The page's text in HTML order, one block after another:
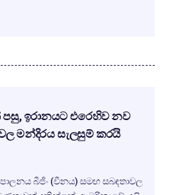
පසු, ඉරානයට එරෙහිව නව
මන්දිරය සැලසුම් කරයි
බීජිං (චීනය) සමඟ සබඳතාවල